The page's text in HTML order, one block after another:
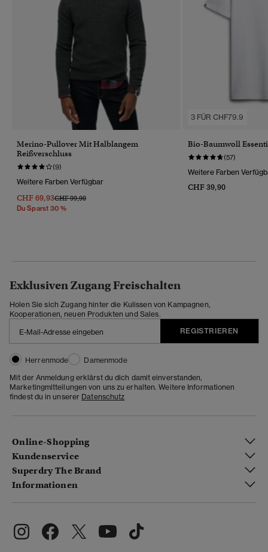
Merino-Pullover Mit Halblangem
Reißverschluss
(9)
Weitere Farben Verfügbar
CHF 69,93Preis Wurde Reduziert Von
CHF 99,90Bis
Du Sparst 30 %
3 FÜR CHF79.9
Bio-Baumwoll
(57)
Weitere Farben
CHF 39,90
Exklusiven Zugang Freischalten
Holen Sie sich Zugang hinter die Kulissen von Kampagnen,
Kooperationen, neuen Produkten und Sales.
REGISTRIEREN
Herrenmode
Damenmode
Mit der Anmeldung erklärst du dich damit einverstanden,
Marketingmitteilungen von uns zu erhalten. Weitere Informationen
findest du in unserer Datenschutz
Online-Shopping
Kundenservice
Superdry The Brand
Informationen